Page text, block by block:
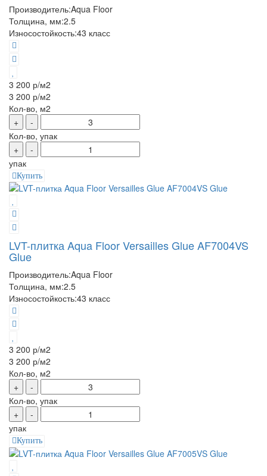
Производитель:Aqua Floor
Толщина, мм:2.5
Износостойкость:43 класс
3 200 р/м2
3 200 р/м2
Кол-во, м2
+
-
Кол-во, упак
+
-
упак
Купить
LVT-плитка Aqua Floor Versailles Glue AF7004VS
Glue
Производитель:Aqua Floor
Толщина, мм:2.5
Износостойкость:43 класс
3 200 р/м2
3 200 р/м2
Кол-во, м2
+
-
Кол-во, упак
+
-
упак
Купить